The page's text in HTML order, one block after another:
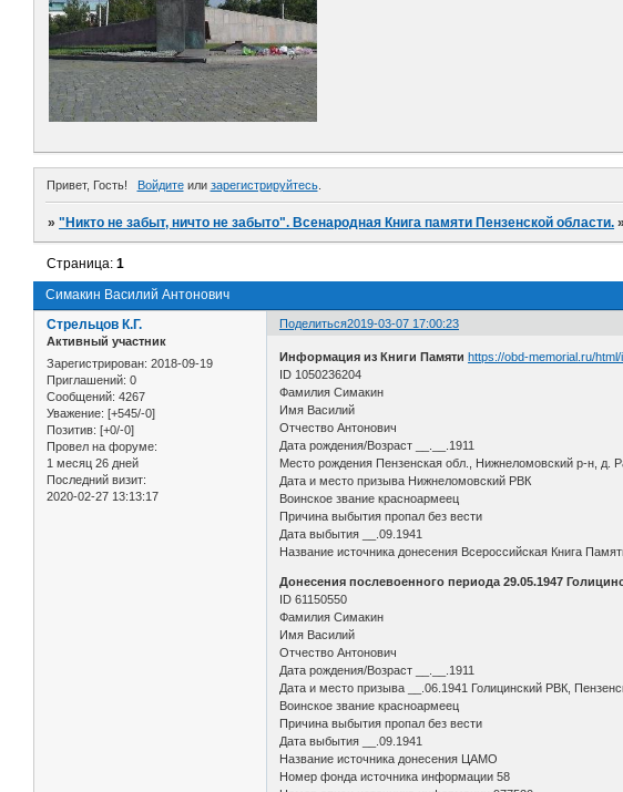
Привет, Гость! Войдитеили зарегистрируйтесь.
»"Никто не забыт, ничто не забыто". Всенародная Книга памяти Пензенской области. »
Симакин Василий Антонович
Страница:1
Поделиться2019-03-07 17:00:23
Стрельцов К.Г.
Активный участник
Зарегистрирован: 2018-09-19
Приглашений: 0
Сообщений: 4267
Уважение: [+545/-0]
Позитив: [+0/-0]
Провел на форуме:
1 месяц 26 дней
Последний визит:
2020-02-27 13:13:17
Информация из Книги Памяти https://obd-memorial.ru/
ID 1050236204
Фамилия Симакин
Имя Василий
Отчество Антонович
Дата рождения/Возраст __.__.1911
Место рождения Пензенская обл., Нижнеломовский р-н, д.
Дата и место призыва Нижнеломовский РВК
Воинское звание красноармеец
Причина выбытия пропал без вести
Дата выбытия __.09.1941
Название источника донесения Всероссийская Книга
Донесения послевоенного периода 29.05.1947
ID 61150550
Фамилия Симакин
Имя Василий
Отчество Антонович
Дата рождения/Возраст __.__.1911
Дата и место призыва __.06.1941 Голицинский РВК,
Воинское звание красноармеец
Причина выбытия пропал без вести
Дата выбытия __.09.1941
Название источника донесения ЦАМО
Номер фонда источника информации 58